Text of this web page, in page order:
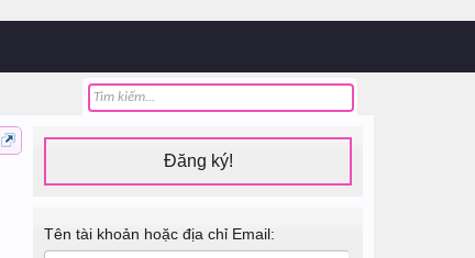
Đăng ký!
Tên tài khoản hoặc địa chỉ Email: